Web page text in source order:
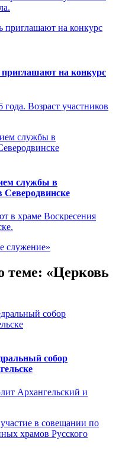
на конкурс
Возраст участников
службы в
Северодвинске
в храме Воскресения
служение»
теме: «Церковь
собор
Архангельский и